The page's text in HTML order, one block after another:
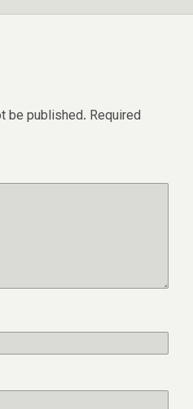
be published. Required